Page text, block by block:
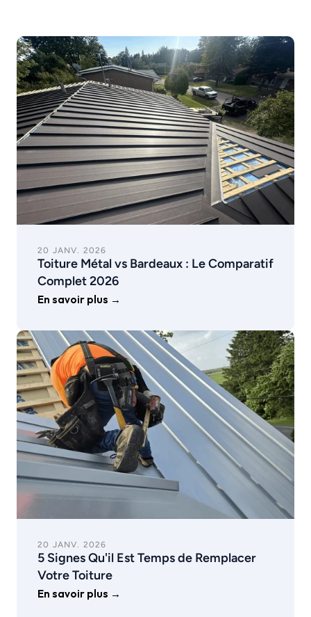
20 JANV. 2026
Toiture Métal vs Bardeaux : Le Comparatif
Complet 2026
En savoir plus →
20 JANV. 2026
5 Signes Qu'il Est Temps de Remplacer
Votre Toiture
En savoir plus →